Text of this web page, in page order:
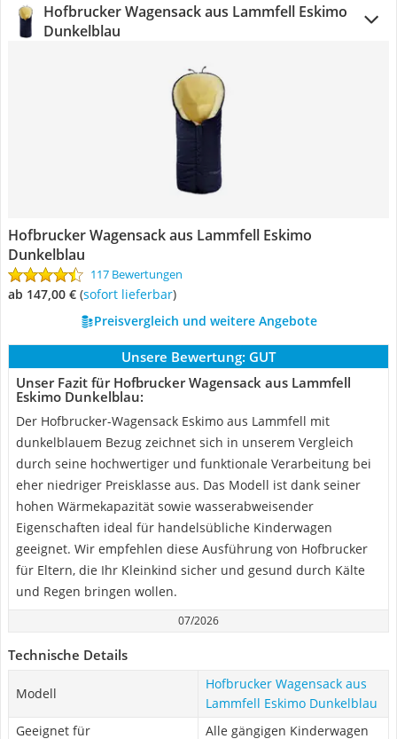
Hofbrucker Wagensack aus Lammfell Eskimo
Dunkelblau
Hofbrucker Wagensack aus Lammfell Eskimo
Dunkelblau
117 Bewertungen
ab 147,00 € ( Sofort lieferbar)
Preisvergleich und weitere Angebote
Unsere Bewertung: GUT
Unser Fazit für Hofbrucker Wagensack aus Lammfell
Eskimo Dunkelblau:
Der Hofbrucker-Wagensack Eskimo aus Lammfell mit
dunkelblauem Bezug zeichnet sich in unserem Vergleich
durch seine hochwertiger und funktionale Verarbeitung bei
eher niedriger Preisklasse aus. Das Modell ist dank seiner
hohen Wärmekapazität sowie wasserabweisender
Eigenschaften ideal für handelsübliche Kinderwagen
geeignet. Wir empfehlen diese Ausführung von Hofbrucker
für Eltern, die Ihr Kleinkind sicher und gesund durch Kälte
und Regen bringen wollen.
07/2026
Technische Details
Modell
Hofbrucker Wagensack aus
Lammfell Eskimo Dunkelblau
Geeignet für
Alle gängigen Kinderwagen